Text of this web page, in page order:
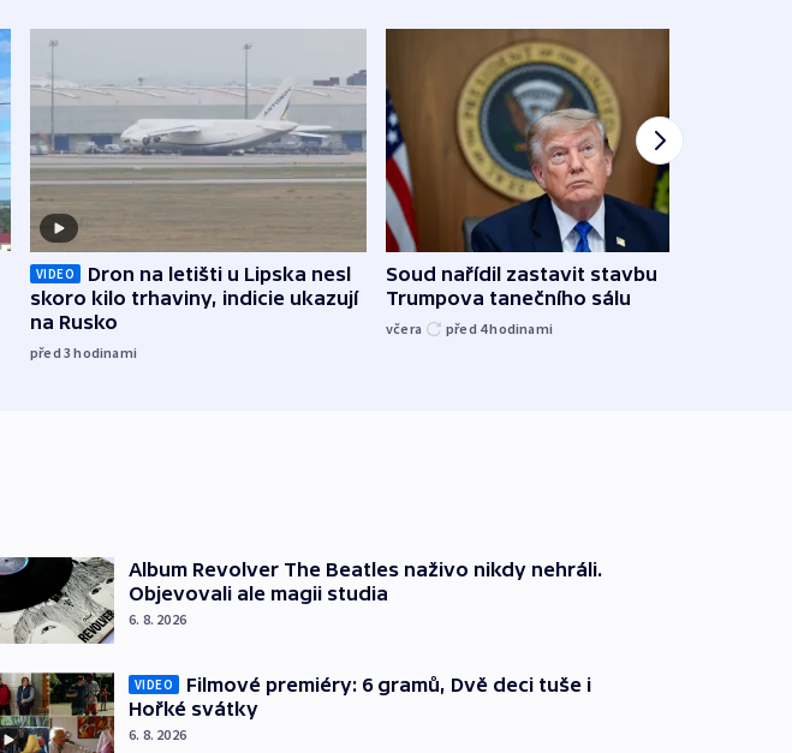
VIDEO
Dron na letišti u Lipska nesl
skoro kilo trhaviny, indicie ukazují
na Rusko
před 3hodinami
Soud nařídil zastavit stavbu
Trumpova tanečního sálu
včera před 4hodinami
Album Revolver The Beatles naživo nikdy nehráli.
Objevovali ale magii studia
6. 8. 2026
VIDEO
Filmové premiéry: 6 gramů, Dvě deci tuše i
Hořké svátky
6. 8. 2026